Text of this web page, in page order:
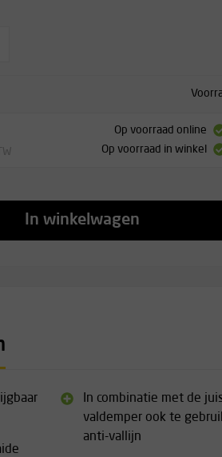
Op voorraad online
Op voorraad in winkel
In winkelwagen
In combinatie met de
valdemper ook te
anti-vallijn